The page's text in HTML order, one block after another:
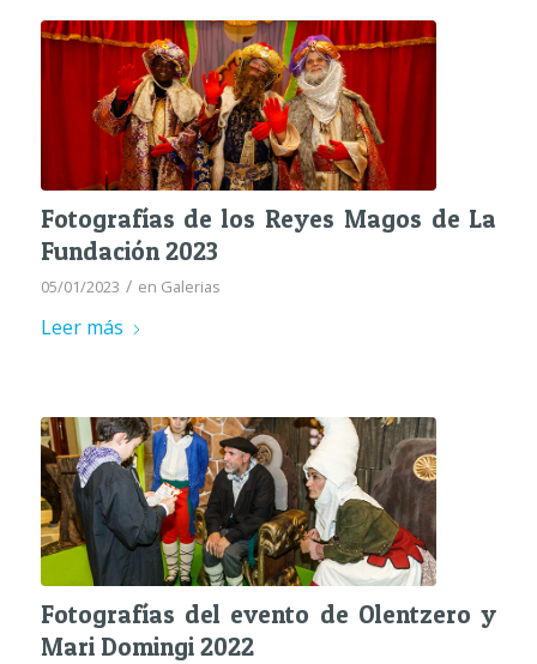
Fotografías de los Reyes Magos de La
Fundación 2023
05/01/2023 / en Galerias
Leer más
Fotografías del evento de Olentzero y
Mari Domingi 2022